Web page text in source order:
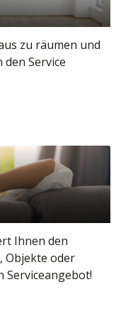
zu räumen und
Service
Ihnen den
Objekte oder